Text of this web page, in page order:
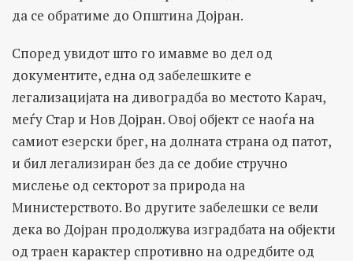
да се обратиме до Општина Дојран.
Според увидот што го имавме во дел од
документите, една од забелешките е
легализацијата на дивоградба во местото Карач,
меѓу Стар и Нов Дојран. Овој објект се наоѓа на
самиот езерски брег, на долната страна од патот,
и бил легализиран без да се добие стручно
мислење од секторот за природа на
Министерството. Во другите забелешки се вели
дека во Дојран продолжува изградбата на објекти
од траен карактер спротивно на одредбите од